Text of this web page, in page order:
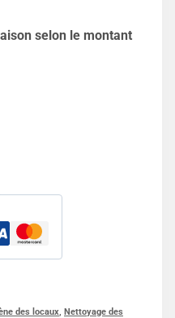
selon le montant
des locaux Nettoyage des